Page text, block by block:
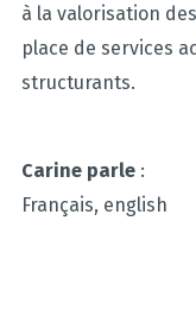
à la valorisation
place de services
structurants.
Carine parle:
Français, english